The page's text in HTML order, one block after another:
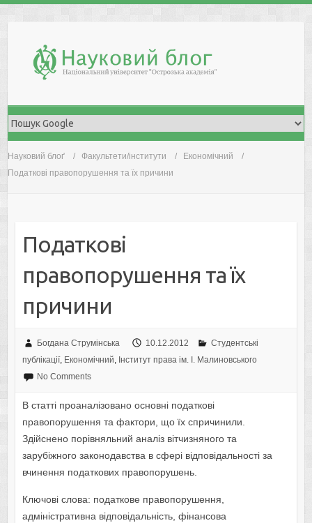
Науковий блоґ Факультети/інститути
Економічний
Податкові правопорушення та їх причини
Податкові
правопорушення та їх
причини
Богдана Струмінська 10.12.2012
Студентські
публікації, Економічний, Інститут права ім. І. Малиновського
No Comments
В статті проаналізовано основні податкові
правопорушення та фактори, що їх спричинили.
Здійснено порівняльний аналіз вітчизняного та
зарубіжного законодавства в сфері відповідальності за
вчинення податкових правопорушень.
Ключові слова: податкове правопорушення,
адміністративна відповідальність, фінансова